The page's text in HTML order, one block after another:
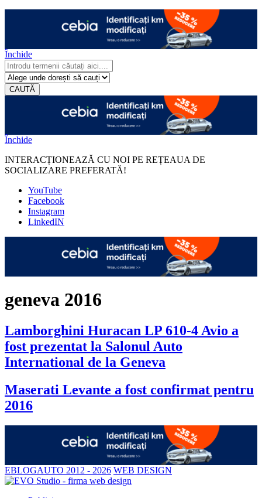
Închide
CAUTĂ
Închide
INTERACȚIONEAZĂ CU NOI PE REȚEAUA DE
SOCIALIZARE PREFERATĂ!
YouTube
Facebook
Instagram
LinkedIN
geneva 2016
Lamborghini Huracan LP 610-4 Avio a
fost prezentat la Salonul Auto
International de la Geneva
Maserati Levante a fost confirmat pentru
2016
EBLOGAUTO 2012 - 2026 WEB DESIGN